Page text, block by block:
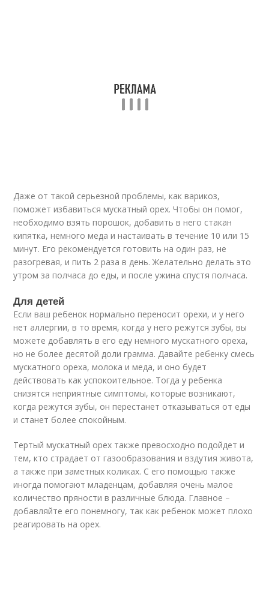
Даже от такой серьезной проблемы, как варикоз,
поможет избавиться мускатный орех. Чтобы он помог,
необходимо взять порошок, добавить в него стакан
кипятка, немного меда и настаивать в течение 10 или 15
минут. Его рекомендуется готовить на один раз, не
разогревая, и пить 2 раза в день. Желательно делать это
утром за полчаса до еды, и после ужина спустя полчаса.
Для детей
Если ваш ребенок нормально переносит орехи, и у него
нет аллергии, в то время, когда у него режутся зубы, вы
можете добавлять в его еду немного мускатного ореха,
но не более десятой доли грамма. Давайте ребенку смесь
мускатного ореха, молока и меда, и оно будет
действовать как успокоительное. Тогда у ребенка
снизятся неприятные симптомы, которые возникают,
когда режутся зубы, он перестанет отказываться от еды
и станет более спокойным.
Тертый мускатный орех также превосходно подойдет и
тем, кто страдает от газообразования и вздутия живота,
а также при заметных коликах. С его помощью также
иногда помогают младенцам, добавляя очень малое
количество пряности в различные блюда. Главное –
добавляйте его понемногу, так как ребенок может плохо
реагировать на орех.